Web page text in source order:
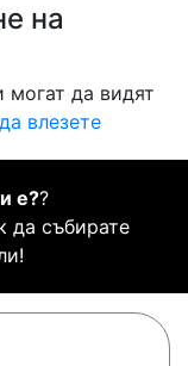
на
могат да видят
влезете
е??
да събирате